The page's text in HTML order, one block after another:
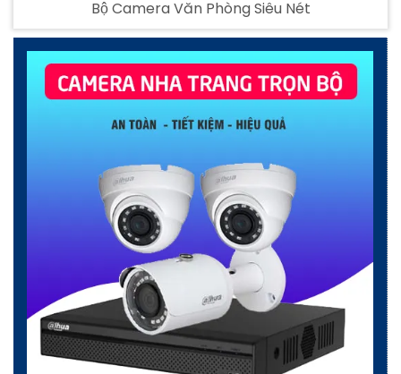
Bộ Camera Văn Phòng Siêu Nét